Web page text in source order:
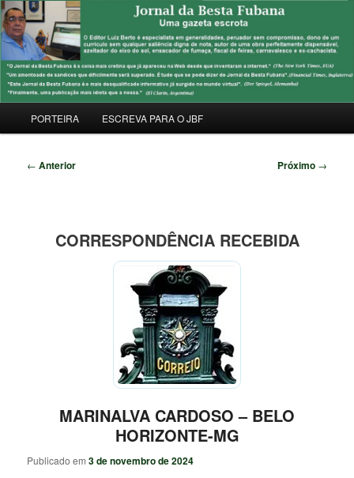
Pular
para
o
conteúdo
principalJORNAL DA BESTA FUBANA
Uma Gazeta Escrota
principal
PORTEIRA ESCREVA PARA O JBF
Navegação
← Anterior Próximo →
CORRESPONDÊNCIA RECEBIDA
MARINALVA CARDOSO – BELO
HORIZONTE-MG
Publicado em3 de novembro de 2024